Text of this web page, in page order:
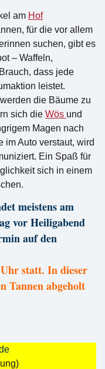
am Hof
für die vor allem
suchen, gibt es
– Waffeln,
dass jede
leistet.
die Bäume zu
sich die Wös und
Magen nach
im Auto verstaut, wird
Ein Spaß für
sich in einem
meistens am
vor Heiligabend
auf den
statt. In dieser
Tannen abgeholt